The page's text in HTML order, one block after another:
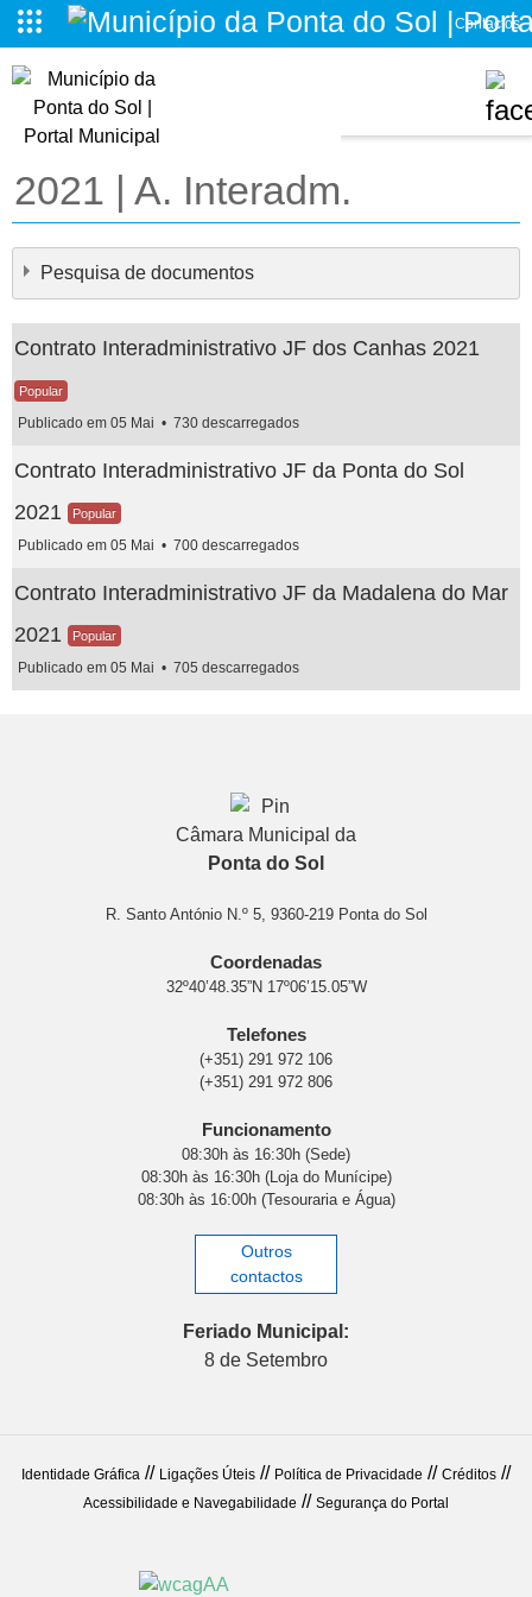
da Ponta do Sol
Contactos
2021 | A. Interadm.
Pesquisa de documentos
Contrato Interadministrativo JF dos Canhas 2021
Popular
Publicado em 05 Mai 730 descarregados
Contrato Interadministrativo JF da Ponta do Sol
2021
Popular
Publicado em 05 Mai 700 descarregados
Contrato Interadministrativo JF da Madalena do Mar
2021
Popular
Publicado em 05 Mai 705 descarregados
Câmara Municipal da
Ponta do Sol
R. Santo António N.º 5, 9360-219 Ponta do Sol
Coordenadas
32º40’48.35”N 17º06’15.05”W
Telefones
(+351) 291 972 106
(+351) 291 972 806
Funcionamento
08:30h às 16:30h (Sede)
08:30h às 16:30h (Loja do Munícipe)
08:30h às 16:00h (Tesouraria e Água)
Outros
contactos
Feriado Municipal:
8 de Setembro
Identidade Gráfica // Ligações Úteis // Política de Privacidade // Créditos //
Acessibilidade e Navegabilidade // Segurança do Portal